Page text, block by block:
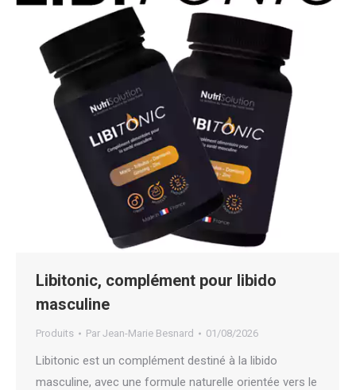
Libitonic, complément pour libido
masculine
Produits Par Jean-Marie Besnard 01/08/2026
Libitonic est un complément destiné à la libido
masculine, avec une formule naturelle orientée vers le